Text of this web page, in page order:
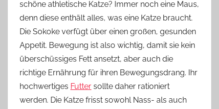
schöne athletische Katze? Immer noch eine Maus,
denn diese enthält alles, was eine Katze braucht.
Die Sokoke verfügt über einen großen, gesunden
Appetit. Bewegung ist also wichtig, damit sie kein
überschüssiges Fett ansetzt, aber auch die
richtige Ernährung für ihren Bewegungsdrang. Ihr
hochwertiges Futter sollte daher rationiert
werden. Die Katze frisst sowohl Nass- als auch